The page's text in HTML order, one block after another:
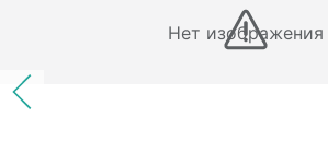
Нет изображения